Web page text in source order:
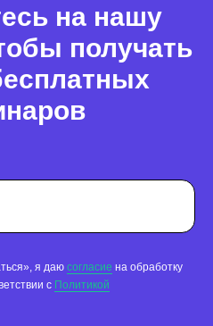
на нашу
получать
я даю согласие на обработку
с Политикой